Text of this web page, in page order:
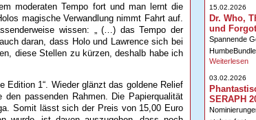
moderaten Tempo fort und man lernt die
magische Verwandlung nimmt Fahrt auf.
wissen: „ (…) das Tempo der
daran, dass Holo und Lawrence sich bei
diese Stellen zu kürzen, deshalb habe ich
Edition 1“. Wieder glänzt das goldene Relief
passenden Rahmen. Die Papierqualität
Somit lässt sich der Preis von 15,00 Euro
15.02.2026
Dr. Who,
und
Spannende
HumbeBundle
Weiterlesen
03.02.2026
SERAPH